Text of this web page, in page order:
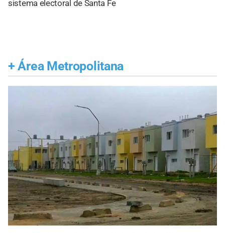
sistema electoral de Santa Fe
+ Área Metropolitana